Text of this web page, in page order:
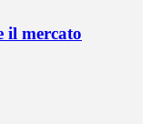
il mercato